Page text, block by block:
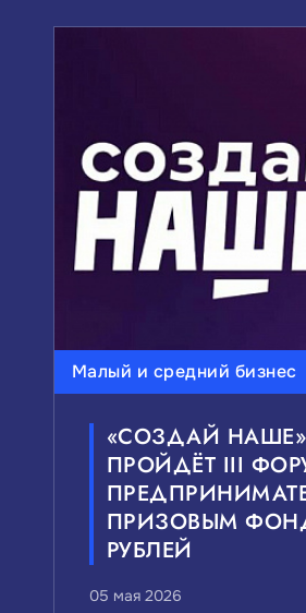
ВЫБЕРИТЕ
Инвестиции
Мероприятия и
Федеральные
Малый и средний бизнес
«СОЗДАЙ
ПРОЙДЁТ III
ПРИЗОВЫМ
РУБЛЕЙ
05 мая 2026